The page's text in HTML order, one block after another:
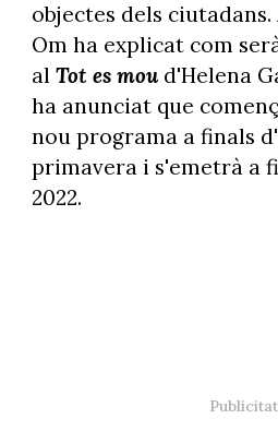
objectes dels
Om ha explicat com
al Tot es mou d'Helena
ha anunciat que
nou programa a finals
primavera i s'emetrà a
2022.